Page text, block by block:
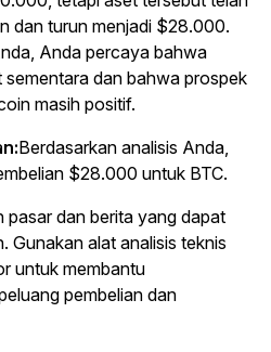
dan turun menjadi $28.000.
Anda percaya bahwa
dan bahwa prospek
masih positif.
Berdasarkan analisis Anda,
$28.000 untuk BTC.
pasar dan berita yang dapat
Gunakan alat analisis teknis
untuk membantu
pembelian dan